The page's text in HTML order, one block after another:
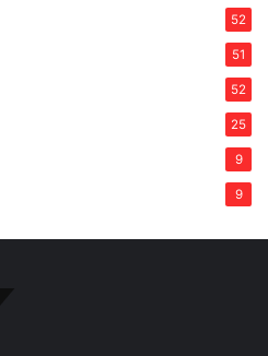
52
51
52
25
9
9